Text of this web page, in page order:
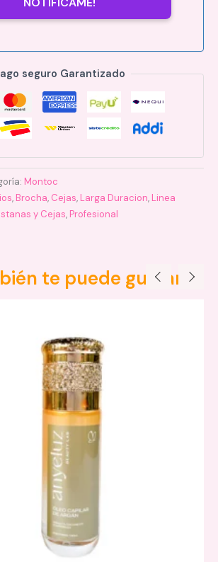
seguro Garantizado
Montoc
, Brocha, Cejas, Larga Duracion, Linea
y Cejas, Profesional
te puede gustar